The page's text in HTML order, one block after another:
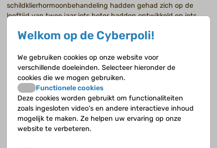
schildklierhormoonbehandeling hadden gehad zich op de
leeftijd van twee jaar iets beter hadden ontwikkeld en iets
Recent, in december 2014, hebben we de resultaten van een
vervolgonderzoek bij deze groep kinderen gepubliceerd. Op de
leeftijd van bijna elf jaar was er niet langer sprake van een
(duidelijk) verschil in ontwikkeling tussen de kinderen met het
syndroom van Down die tot de leeftijd van twee jaar
schildklierhormoonbehandeling hadden gehad en de kinderen
die met een placebo waren behandeld. De kinderen die met
schildklierhormoon waren behandeld waren wel wat langer.
Welkom op de Cyberpoli!
We gebruiken cookies op onze website voor
verschillende doeleinden. Selecteer hieronder de
cookies die we mogen gebruiken.
Functionele cookies
Deze cookies worden gebruikt om functionaliteiten
zoals ingesloten video's en andere interactieve inhoud
mogelijk te maken. Ze helpen uw ervaring op onze
website te verbeteren.